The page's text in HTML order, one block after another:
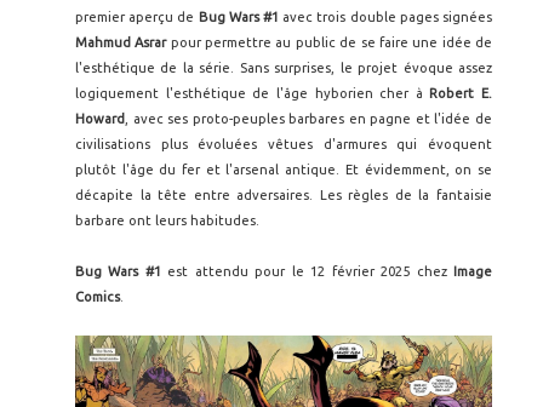
premier aperçu de Bug Wars #1 avec trois double pages signées
Mahmud Asrarpour permettre au public de se faire une idée de
l'esthétique de la série. Sans surprises, le projet évoque assez
logiquement l'esthétique de l'âge hyborien cher à Robert E.
Howard
, avec ses proto-peuples barbares en pagne et l'idée de
civilisations plus évoluées vêtues d'armures qui évoquent
plutôt l'âge du fer et l'arsenal antique. Et évidemment, on se
décapite la tête entre adversaires. Les règles de la fantaisie
barbare ont leurs habitudes.
Bug Wars #1 est attendu pour le 12 février 2025 chez Image
Comics.